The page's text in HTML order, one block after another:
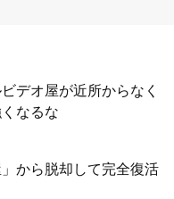
デオ屋が近所からなく
なるな
から脱却して完全復活